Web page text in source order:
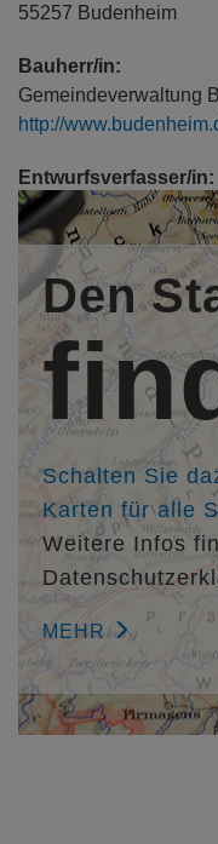
55257 Budenheim
Bauherr/in:
Gemeindeverwaltung
http://
Entwurfsverfasser/in:
Architekt Dipl.-Ing.
Budenheim,http://
Mitarbeiter/in:
Architektin Dipl.-Ing.
Kollegen/in:
Landschaftsarchitekt
http://
Den
Schalten Sie
Karten für alle
Weitere Infos
MEHR